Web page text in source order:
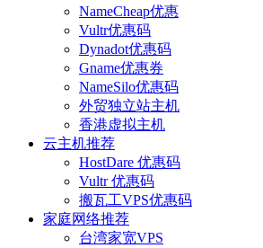
NameCheap优惠
Vultr优惠码
Dynadot优惠码
Gname优惠券
NameSilo优惠码
外贸独立站主机
香港虚拟主机
云主机推荐
HostDare 优惠码
Vultr 优惠码
搬瓦工VPS优惠码
家庭网络推荐
台湾家宽VPS